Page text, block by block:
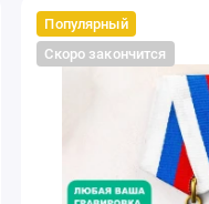
Популярный
Скоро закончится